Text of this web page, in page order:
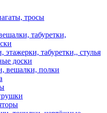
тросы
табуретки,
этажерки, табуретки,, стулья
доски
вешалки, полки